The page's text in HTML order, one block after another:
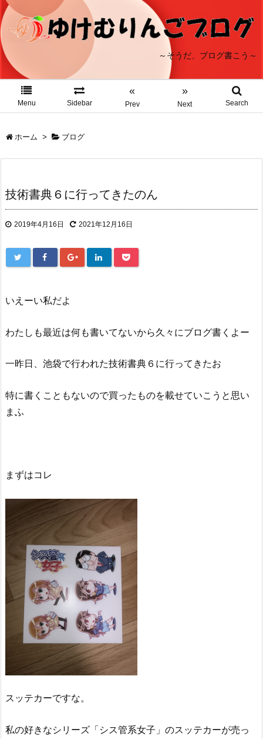
～そうだ、ブログ書こう～
Menu Sidebar
«
Prev
»
Next Search
ホーム > ブログ
技術書典６に行ってきたのん
2019年4月16日 2021年12月16日
いえーい私だよ
わたしも最近は何も書いてないから久々にブログ書くよー
一昨日、池袋で行われた技術書典６に行ってきたお
特に書くこともないので買ったものを載せていこうと思い
まふ
まずはコレ
スッテカーですな。
私の好きなシリーズ「シス管系女子」のスッテカーが売っ